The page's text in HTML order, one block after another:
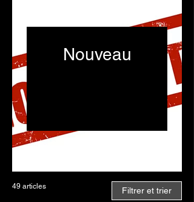
Nouveau
l'affût des tendances et
expérience musicale.
Nous avons récemment
49 articles Filtrer et trier